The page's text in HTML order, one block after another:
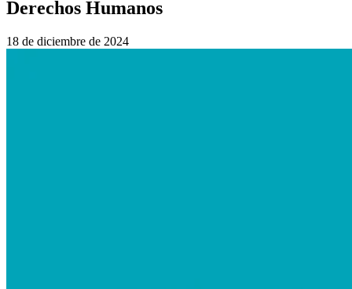
Derechos Humanos
18 de diciembre de 2024